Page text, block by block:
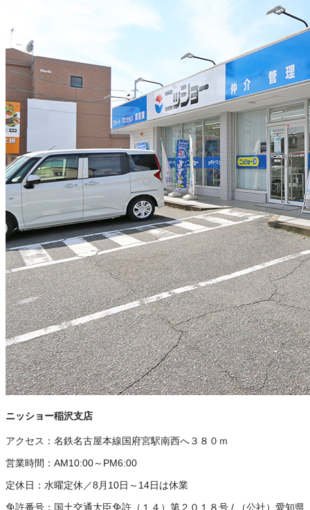
ニッショー稲沢支店
アクセス： 名鉄名古屋本線国府宮駅南西へ３８０ｍ
営業時間： AM10:00～PM6:00
定休日： 水曜定休／8月10日～14日は休業
免許番号： 国土交通大臣免許（１４）第２０１８号 /
（公社）愛知県